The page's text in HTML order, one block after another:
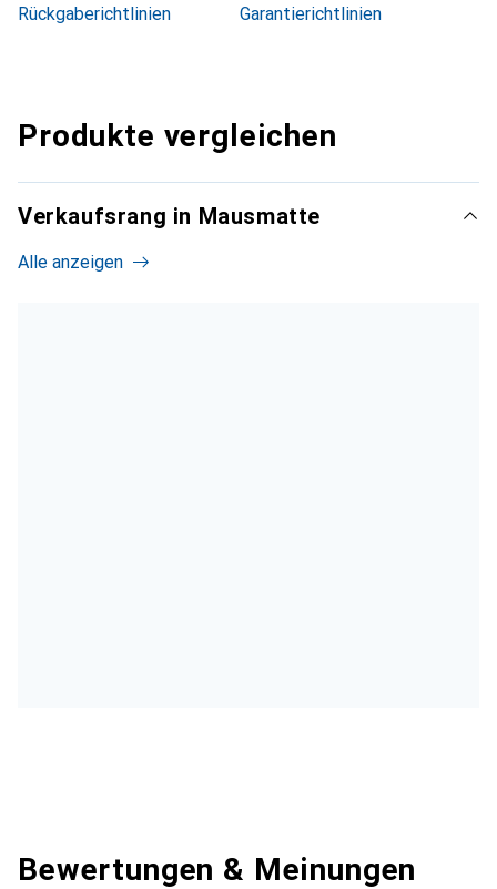
Rückgaberichtlinien
Garantierichtlinien
Produkte vergleichen
Verkaufsrang in Mausmatte
Alle anzeigen
Bewertungen & Meinungen